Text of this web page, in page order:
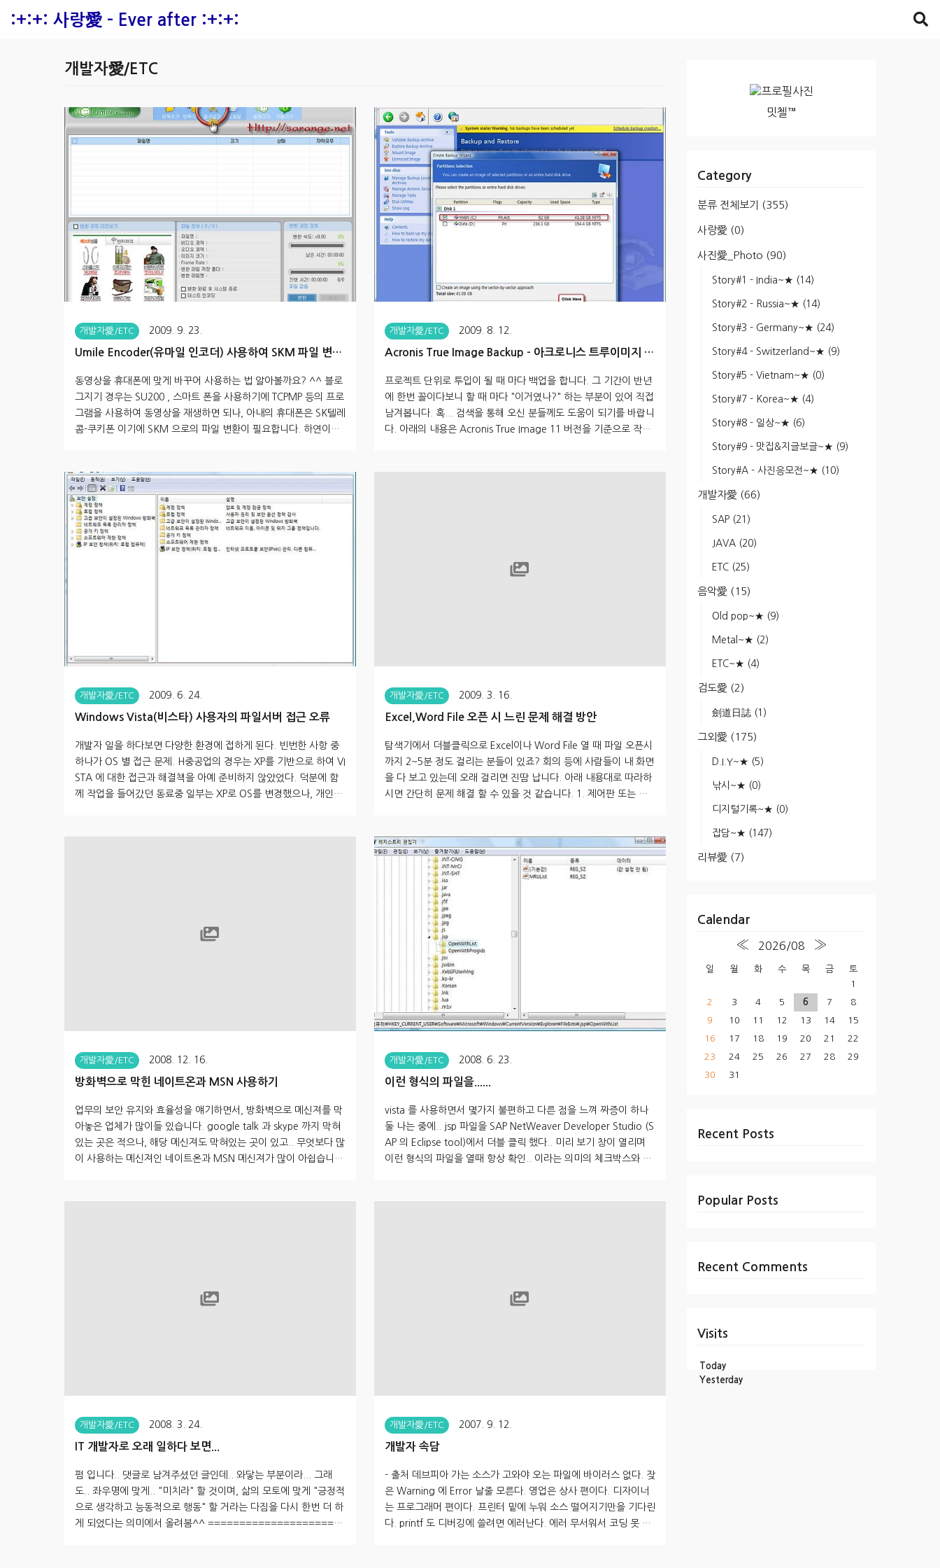
:+:+: 사랑愛 - Ever after :+:+:
밋첼™
Category
분류 전체보기 (355)
사랑愛 (0)
사진愛_Photo (90)
Story#1 - India~★ (14)
Story#2 - Russia~★ (14)
Story#3 - Germany~★ (24)
Story#4 - Switzerland~★ (9)
Story#5 - Vietnam~★ (0)
Story#7 - Korea~★ (4)
Story#8 - 일상~★ (6)
Story#9 - 맛집&지글보글~★ (9)
Story#A - 사진응모전~★ (10)
개발자愛 (66)
SAP (21)
JAVA (20)
ETC (25)
음악愛 (15)
Old pop~★ (9)
Metal~★ (2)
ETC~★ (4)
검도愛 (2)
劍道日誌 (1)
그외愛 (175)
D.I.Y~★ (5)
낚시~★ (0)
디지털기록~★ (0)
잡담~★ (147)
리뷰愛 (7)
Calendar
« 2026/08 »
일 월 화 수 목 금
토
1
2
3 4 5 6 7
8
9
10 11 12 13 14
15
16
17 18 19 20 21
22
23
24 25 26 27 28
29
30
31
Recent Posts
Popular Posts
Recent Comments
Visits
Today
Yesterday
개발자愛/ETC
개발자愛/ETC 2009. 9. 23.
Umile Encoder(유마일 인코더) 사용하여 SKM 파일 변환
동영상을 휴대폰에 맞게 바꾸어 사용하는 법 알아볼까요? ^^ 블로
그지기 경우는 SU200 , 스마트 폰을 사용하기에 TCPMP 등의 프로
그램을 사용하여 동영상을 재생하면 되나, 아내의 휴대폰은 SK텔레
콤-쿠키폰 이기에 SKM 으로의 파일 변환이 필요합니다. 하연이가
폰에서도 뽀로로가 재생이 되도록,파일 변환을 해야하다 보니, 역시
나 편한게 Umile Encoder(유마일 인코더) 랍니다. 프로그램은 프
리웨어이며 네이버 등 에서 쉽게 다운 받을 수 있습니다. 최초 실행
시 이 창보다 아래의 옵션 창이 먼저 나오으로, 따로 옵션 버튼을 누
르지 않고, 바로 설정이 가능합니다^..
개발자愛/ETC 2009. 8. 12.
Acronis True Image Backup - 아크로니스 트루이미지 백
프로젝트 단위로 투입이 될 때 마다 백업을 합니다. 그 기간이 반년
에 한번 꼴이다보니 할 때 마다 "이거였나?" 하는 부분이 있어 직접
남겨봅니다. 혹... 검색을 통해 오신 분들께도 도움이 되기를 바랍니
다. 아래의 내용은 Acronis True Image 11 버전을 기준으로 작성
개발자愛/ETC 2009. 6. 24.
Windows Vista(비스타) 사용자의 파일서버 접근 오류
개발자 일을 하다보면 다양한 환경에 접하게 된다. 빈번한 사항 중
하나가 OS 별 접근 문제. H중공업의 경우는 XP를 기반으로 하여 VI
STA 에 대한 접근과 해결책을 아예 준비하지 않았었다. 덕분에 함
께 작업을 들어갔던 동료중 일부는 XP로 OS를 변경했으나, 개인적
개발자愛/ETC 2009. 3. 16.
Excel,Word File 오픈 시 느린 문제 해결 방안
탐색기에서 더블클릭으로 Excel이나 Word File 열 때 파일 오픈시
까지 2~5분 정도 걸리는 분들이 있죠? 회의 등에 사람들이 내 화면
을 다 보고 있는데 오래 걸리면 진땀 납니다. 아래 내용대로 따라하
시면 간단히 문제 해결 할 수 있을 것 같습니다. 1. 제어판 또는 윈
CX, XLS, XLSX 등등.... (엑셀과 같은 문제는 워드에서도 나타난다
는) 4. 수정을 원하는 확장자를 하나 선택하고 아래 고급 버튼을 누
른다. 5. 동작에서 열기를 선택한 후 오른쪽에 편집을 클릭한다. 6.
아래 DDE 사용에 체크를 해제 한 후 명령을 실행할 응용 프로그램
입력창에서 ..
개발자愛/ETC 2008. 12. 16.
방화벽으로 막힌 네이트온과 MSN 사용하기
업무의 보안 유지와 효율성을 얘기하면서, 방화벽으로 메신져를 막
아놓은 업체가 많이들 있습니다. google talk 과 skype 까지 막혀
있는 곳은 적으나, 해당 메신져도 막혀있는 곳이 있고.. 무엇보다 많
이 사용하는 메신져인 네이트온과 MSN 메신져가 많이 아쉽습니
개발자愛/ETC 2008. 6. 23.
이런 형식의 파일을......
vista 를 사용하면서 몇가지 불편하고 다른 점을 느껴 짜증이 하나
둘 나는 중에.. jsp 파일을 SAP NetWeaver Developer Studio (S
AP 의 Eclipse tool)에서 더블 클릭 했다.. 미리 보기 창이 열리며
이런 형식의 파일을 열때 항상 확인.. 이라는 의미의 체크박스와 함
개발자愛/ETC 2008. 3. 24.
IT 개발자로 오래 일하다 보면...
펌 입니다.. 댓글로 남겨주셨던 글인데.. 와닿는 부분이라... 그래
도.. 좌우명에 맞게.. "미치라" 할 것이며, 삶의 모토에 맞게 "긍정적
으로 생각하고 능동적으로 행동" 할 거라는 다짐을 다시 한번 더 하
게 되었다는 의미에서 올려봄^^ =====================
개발자愛/ETC 2007. 9. 12.
개발자 속담
- 출처 데브피아 가는 소스가 고와야 오는 파일에 바이러스 없다. 잦
은 Warning 에 Error 날줄 모른다. 영업은 상사 편이다. 디자이너
는 프로그래머 편이다. 프린터 밑에 누워 소스 떨어지기만을 기다린
다. printf 도 디버깅에 쓸려면 에러난다. 에러 무서워서 코딩 못 할